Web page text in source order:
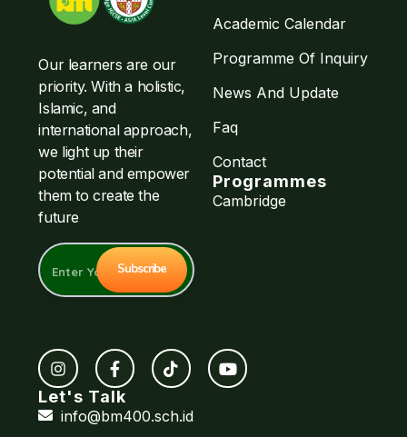
Our learners are our
priority. With a holistic,
Islamic, and
international approach,
we light up their
potential and empower
them to create the
future
Academic Calendar
Programme Of Inquiry
News And Update
Faq
Contact
Programmes
Cambridge
Let's Talk
info@bm400.sch.id